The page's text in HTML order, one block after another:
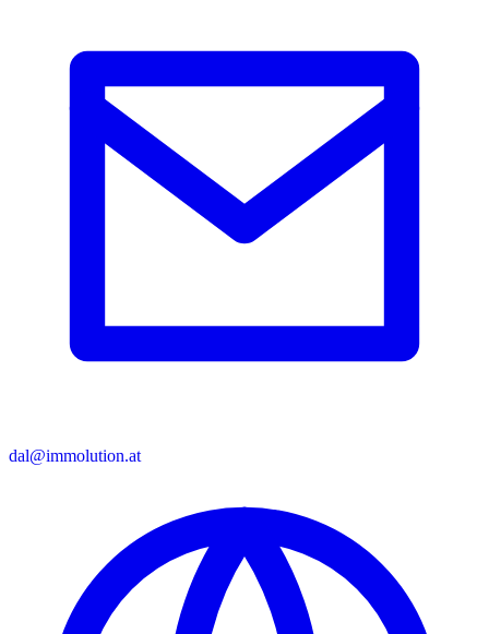
dal@immolution.at